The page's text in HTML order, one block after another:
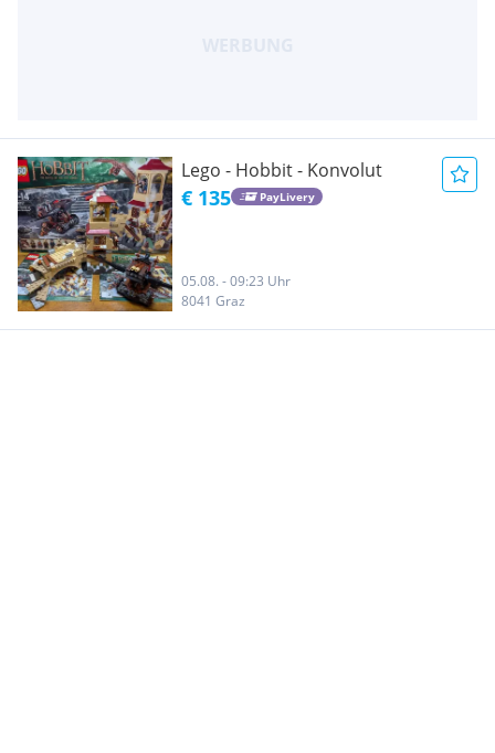
Lego - Hobbit - Konvolut
€ 135 PayLivery
05.08. - 09:23 Uhr
8041 Graz